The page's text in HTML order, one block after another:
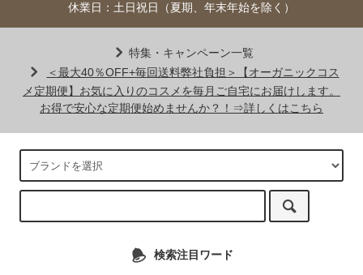
休業日：土日祝日（夏期、年末年始を除く）
特集・キャンペーン一覧
＜最大40％OFF+毎回送料弊社負担＞【オーガニックコス
メ定期便】お気に入りのコスメを毎月ご自宅にお届けします。
お得で安心な定期便始めませんか？！⇒詳しくはこちら
検索注目ワード